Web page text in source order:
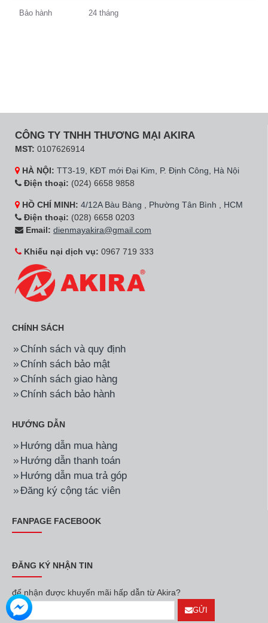
Bảo hành 24 tháng
CÔNG TY TNHH THƯƠNG MẠI AKIRA
MST: 0107626914
HÀ NỘI: TT3-19, KĐT mới Đại Kim, P. Định Công, Hà Nội
Điện thoại: (024) 6658 9858
HỒ CHÍ MINH: 4/12A Bàu Bàng , Phường Tân Bình , HCM
Điện thoại: (028) 6658 0203
Email: dienmayakira@gmail.com
Khiếu nại dịch vụ: 0967 719 333
CHÍNH SÁCH
Chính sách và quy định
Chính sách bảo mật
Chính sách giao hàng
Chính sách bảo hành
HƯỚNG DẪN
Hướng dẫn mua hàng
Hướng dẫn thanh toán
Hướng dẫn mua trả góp
Đăng ký cộng tác viên
FANPAGE FACEBOOK
ĐĂNG KÝ NHẬN TIN
để nhận được khuyến mãi hấp dẫn từ Akira?
GỬI